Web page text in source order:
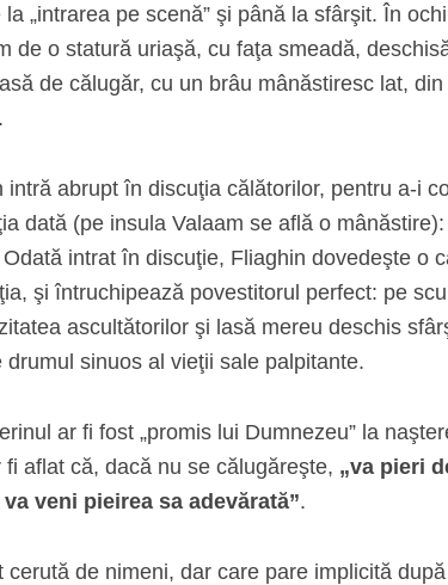
„intrarea pe scenă” şi până la sfârşit. În
de o statură uriaşă, cu faţa smeadă,
de călugăr, cu un brâu mânăstiresc lat,
abrupt în discuţia călătorilor, pentru a-i
dată (pe insula Valaam se află o
intrat în discuţie, Fliaghin dovedeşte o
şi întruchipează povestitorul perfect: pe
ascultătorilor şi lasă mereu deschis
sinuos al vieţii sale palpitante.
ar fi fost „promis lui Dumnezeu” la
aflat că, dacă nu se călugăreşte, „va pieri
veni pieirea sa adevărată”.
de nimeni, dar care pare implicită